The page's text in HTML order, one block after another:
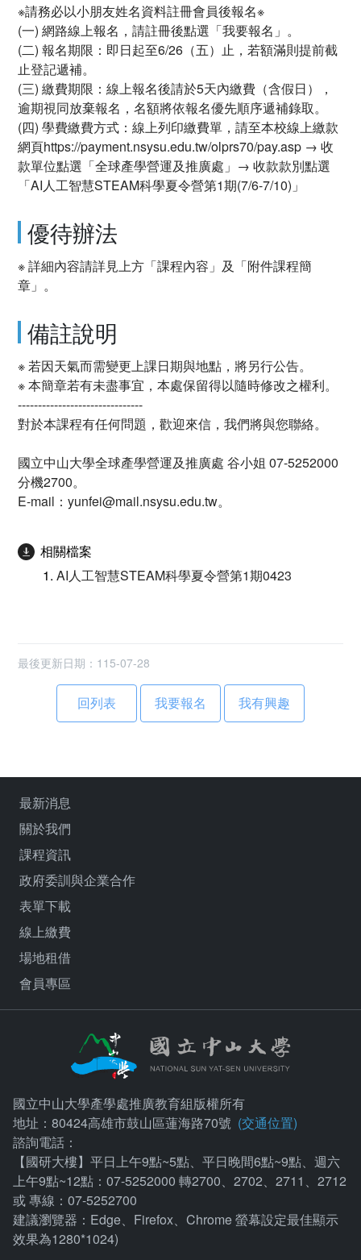
※請務必以小朋友姓名資料註冊會員後報名※
(一) 網路線上報名，請註冊後點選「我要報名」。
(二) 報名期限：即日起至6/26（五）止，若額滿則提前截
止登記遞補。
(三) 繳費期限：線上報名後請於5天內繳費（含假日），
逾期視同放棄報名，名額將依報名優先順序遞補錄取。
(四) 學費繳費方式：線上列印繳費單，請至本校線上繳款
網頁https://payment.nsysu.edu.tw/olprs70/pay.asp → 收
款單位點選「全球產學營運及推廣處」→ 收款款別點選
「AI人工智慧STEAM科學夏令營第1期(7/6-7/10)」
優待辦法
※ 詳細內容請詳見上方「課程內容」及「附件課程簡
章」。
備註說明
※ 若因天氣而需變更上課日期與地點，將另行公告。
※ 本簡章若有未盡事宜，本處保留得以隨時修改之權利。
-------------------------------
對於本課程有任何問題，歡迎來信，我們將與您聯絡。
國立中山大學全球產學營運及推廣處 谷小姐 07-5252000
分機2700。
E-mail：yunfei@mail.nsysu.edu.tw。
相關檔案
AI人工智慧STEAM科學夏令營第1期0423
最後更新日期：115-07-28
回列表
最新消息
關於我們
課程資訊
政府委訓與企業合作
表單下載
線上繳費
場地租借
會員專區
國立中山大學產學處推廣教育組版權所有
地址：80424高雄市鼓山區蓮海路70號 (交通位置)
諮詢電話：
【國研大樓】平日上午9點~5點、平日晚間6點~9點、週六
上午9點~12點：07-5252000 轉2700、2702、2711、2712
或 專線：07-5252700
建議瀏覽器：Edge、Firefox、Chrome 螢幕設定最佳顯示
效果為1280*1024)